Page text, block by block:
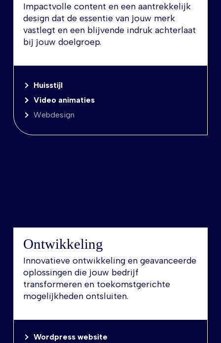
Impactvolle content en een aantrekkelijk
design dat de essentie van jouw merk
vastlegt en een blijvende indruk achterlaat
bij jouw doelgroep.
Huisstijl
Video animaties
Webdesign
Ontwikkeling
Innovatieve ontwikkeling en geavanceerde
oplossingen die jouw bedrijf
transformeren en toekomstgerichte
mogelijkheden ontsluiten.
Wordpress website